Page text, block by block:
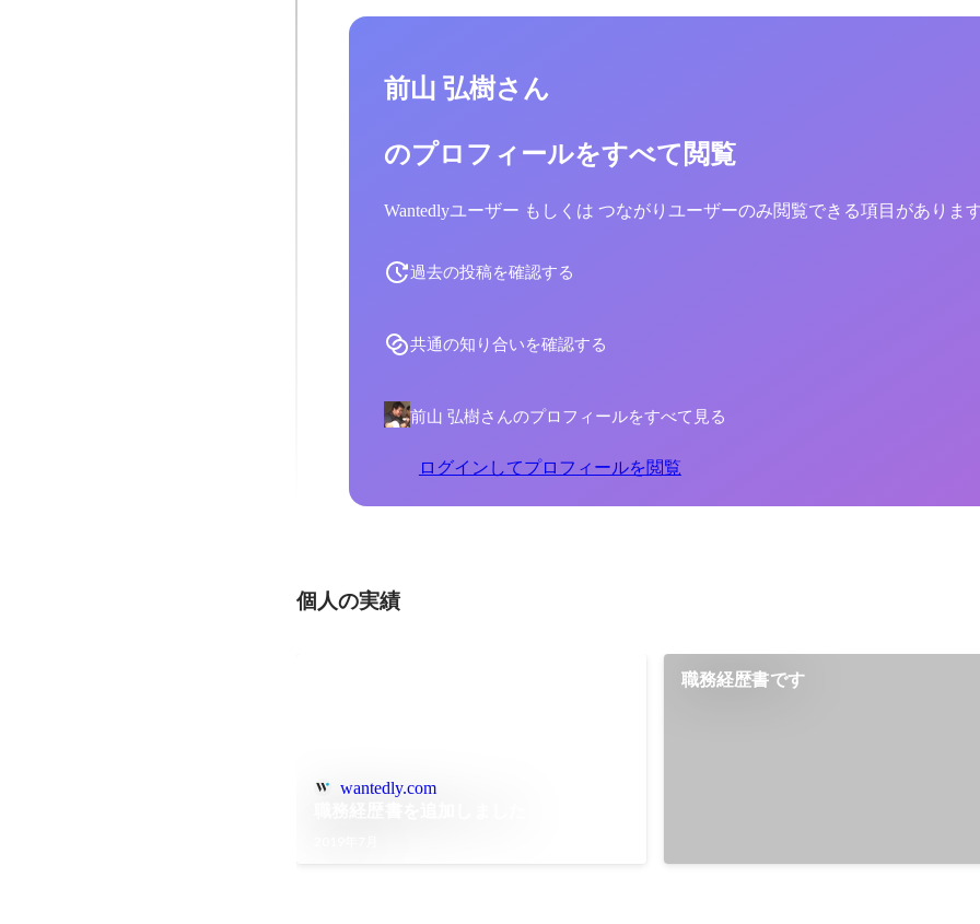
前山 弘樹さん
のプロフィールをすべて閲覧
Wantedlyユーザー もしくは つながりユーザーのみ閲覧できる項目がありま
過去の投稿を確認する
共通の知り合いを確認する
前山 弘樹さんのプロフィールをすべて見る
ログインしてプロフィールを閲覧
個人の実績
wantedly.com
職務経歴書です